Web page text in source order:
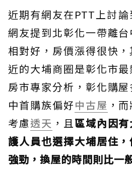
近期有網友在PTT上討論
網友提到北彰化一帶離
相對好，房價漲得很快
近的大埔商圈是彰化市最
房市專家分析，彰化購
中首購族偏好中古屋 ，
考慮透天 ，且區域內因
護人員也選擇大埔居住
強勁，換屋的時間則比一